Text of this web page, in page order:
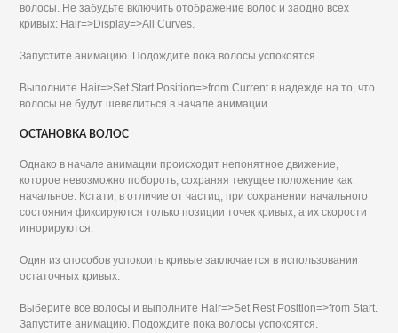
волосы. Не забудьте включить отображение волос и заодно всех
кривых: Hair=>Display=>All Curves.
Запустите анимацию. Подождите пока волосы успокоятся.
Выполните Hair=>Set Start Position=>from Current в надежде на то, что
волосы не будут шевелиться в начале анимации.
ОСТАНОВКА ВОЛОС
Однако в начале анимации происходит непонятное движение,
которое невозможно побороть, сохраняя текущее положение как
начальное. Кстати, в отличие от частиц, при сохранении начального
состояния фиксируются только позиции точек кривых, а их скорости
игнорируются.
Один из способов успокоить кривые заключается в использовании
остаточных кривых.
Выберите все волосы и выполните Hair=>Set Rest Position=>from Start.
Запустите анимацию. Подождите пока волосы успокоятся.